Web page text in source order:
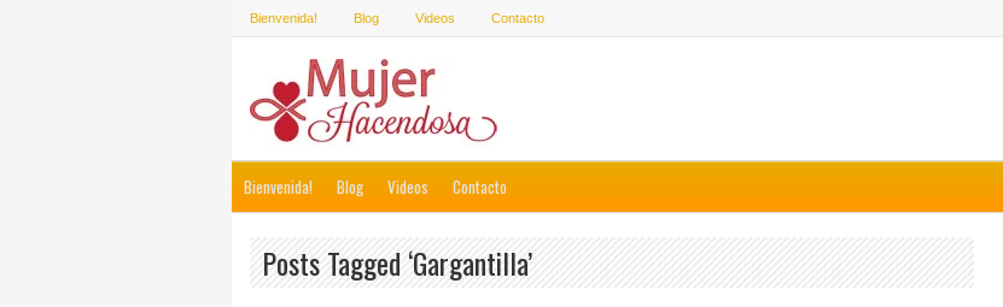
Bienvenida! Blog Videos Contacto
Bienvenida! Blog Videos Contacto
Posts Tagged ‘gargantilla’